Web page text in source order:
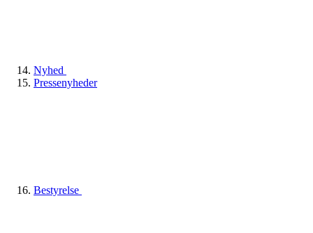
Nyhed
Pressenyheder
Bestyrelse